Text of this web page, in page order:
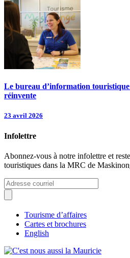
Le bureau d’information touristique
réinvente
23 avril 2026
Infolettre
Abonnez-vous à notre infolettre et
touristiques dans la MRC de
Tourisme d’affaires
Cartes et brochures
English